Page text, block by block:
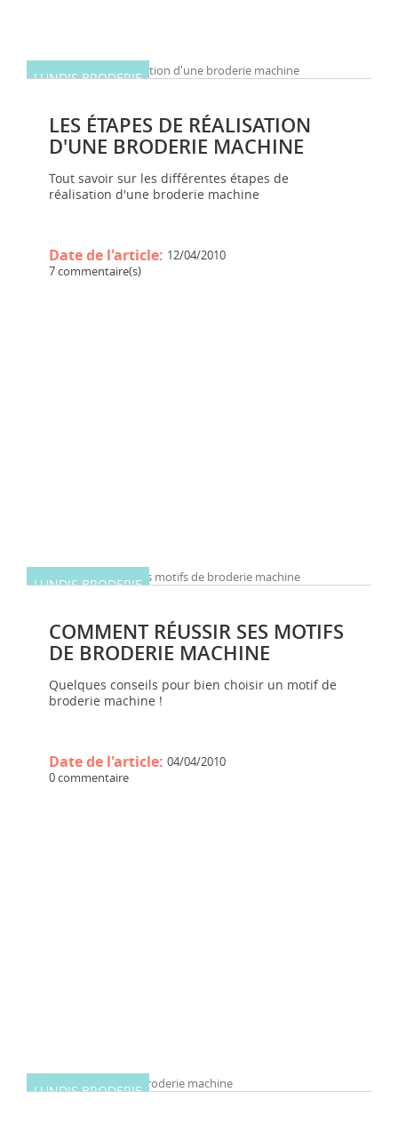
LUNDIS BRODERIE
LES ÉTAPES DE RÉALISATION
D'UNE BRODERIE MACHINE
Tout savoir sur les différentes étapes de
réalisation d'une broderie machine
Date de l'article: 12/04/2010
7 commentaire(s)
LUNDIS BRODERIE
COMMENT RÉUSSIR SES MOTIFS
DE BRODERIE MACHINE
Quelques conseils pour bien choisir un motif de
broderie machine !
Date de l'article: 04/04/2010
0 commentaire
LUNDIS BRODERIE